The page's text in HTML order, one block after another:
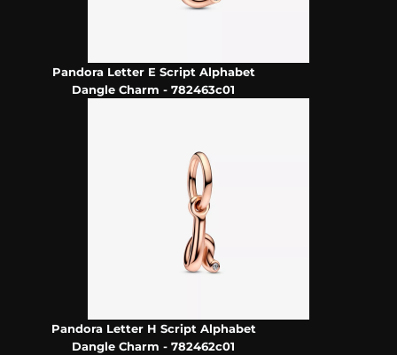
Pandora Letter E Script Alphabet
Dangle Charm - 782463c01
Pandora Letter H Script Alphabet
Dangle Charm - 782462c01